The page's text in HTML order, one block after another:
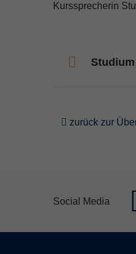
Kurssprecherin
zurück zur
Social Media